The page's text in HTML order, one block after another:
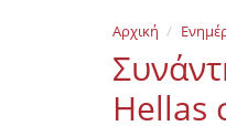
Αρχική
Hellas